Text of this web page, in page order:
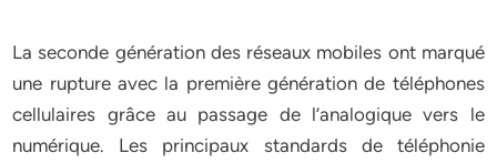
La seconde génération des réseaux mobiles ont marqué
une rupture avec la première génération de téléphones
cellulaires grâce au passage de l’analogique vers le
numérique. Les principaux standards de téléphonie